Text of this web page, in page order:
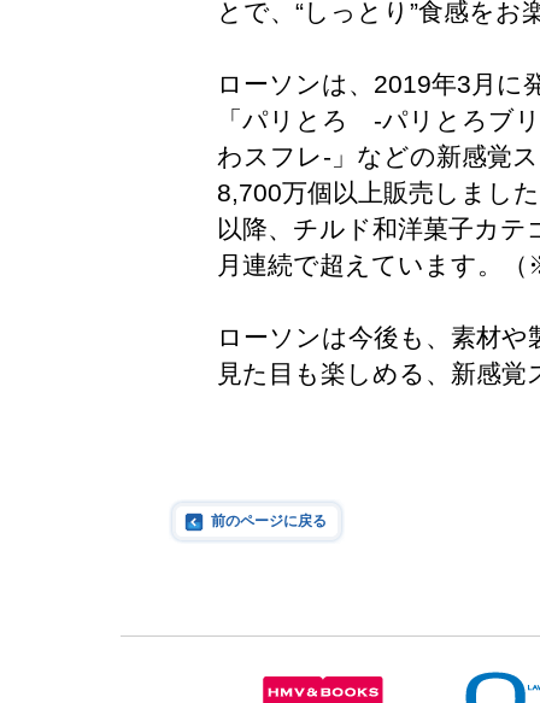
とで、“しっとり”食感を
ローソンは、2019年3月に
「パリとろ -パリとろブ
わスフレ-」などの新感覚
8,700万個以上販売しまし
以降、チルド和洋菓子カ
月連続で超えています。
ローソンは今後も、素材
見た目も楽しめる、新感
前のページに戻る